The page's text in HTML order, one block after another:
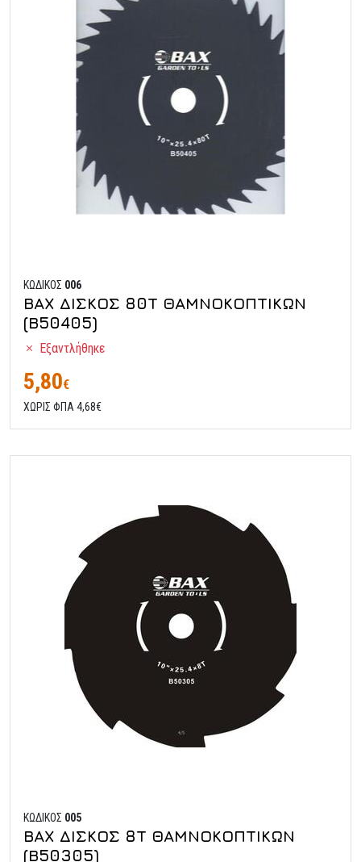
ΚΩΔΙΚΟΣ 006
ΒΑΧ ΔΙΣΚΟΣ 80Τ ΘΑΜΝΟΚΟΠΤΙΚΩΝ
(Β50405)
Εξαντλήθηκε
5,80€
ΧΩΡΙΣ ΦΠΑ 4,68€
ΚΩΔΙΚΟΣ 005
ΒΑΧ ΔΙΣΚΟΣ 8Τ ΘΑΜΝΟΚΟΠΤΙΚΩΝ
(Β50305)